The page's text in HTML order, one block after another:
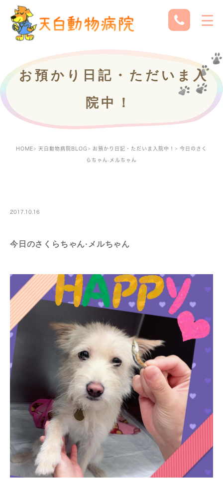
お預かり日記・ただいま入
院中！
HOME 天白動物病院BLOG お預かり日記・ただいま入院中！ 今日のさく
らちゃん·メルちゃん
2017.10.16
今日のさくらちゃん·メルちゃん